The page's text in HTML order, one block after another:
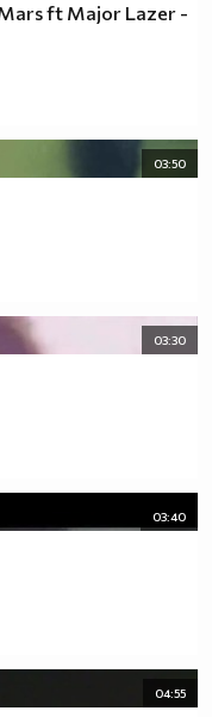
Mars ft Major Lazer -
03:50
03:30
03:40
04:55